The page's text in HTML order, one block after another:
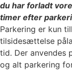
du har forladt
timer efter
Parkering er kun
tilsidesættelse
tid. Der anvendes
og alt parkering